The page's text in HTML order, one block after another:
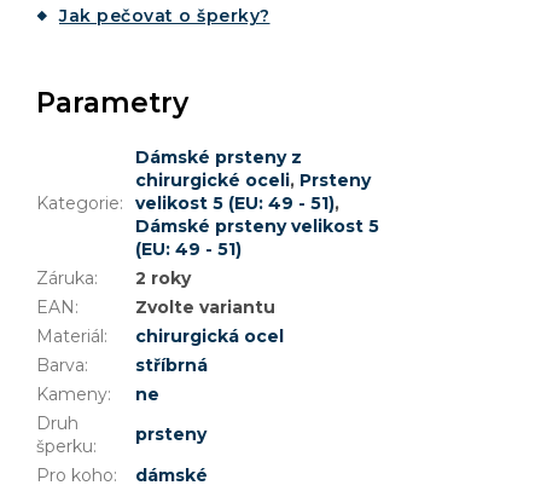
Jak pečovat o šperky?
Parametry
Kategorie:
Dámské prsteny z
chirurgické oceli, Prsteny
velikost 5 (EU: 49 - 51),
Dámské prsteny velikost 5
(EU: 49 - 51)
Záruka:
2 roky
EAN:
Zvolte variantu
Materiál:
chirurgická ocel
Barva:
stříbrná
Kameny:
ne
Druh
šperku:
prsteny
Pro koho:
dámské